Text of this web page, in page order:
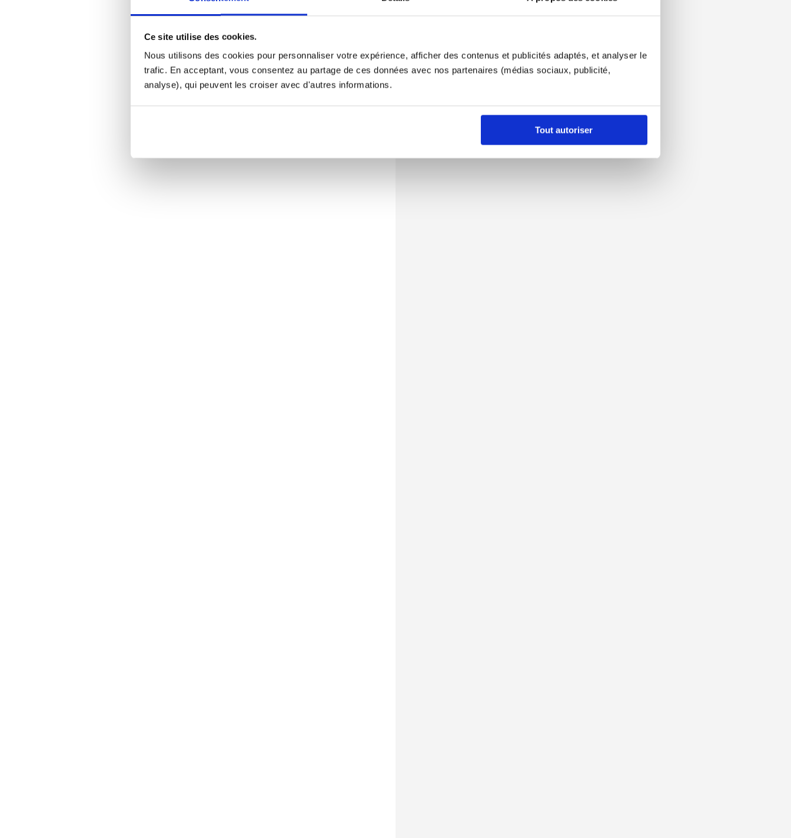
Ce site utilise des cookies.
Nous utilisons des cookies pour personnaliser votre expérience, afficher des contenus et publicités adaptés, et analyser le
trafic. En acceptant, vous consentez au partage de ces données avec nos partenaires (médias sociaux, publicité,
analyse), qui peuvent les croiser avec d'autres informations.
Tout autoriser